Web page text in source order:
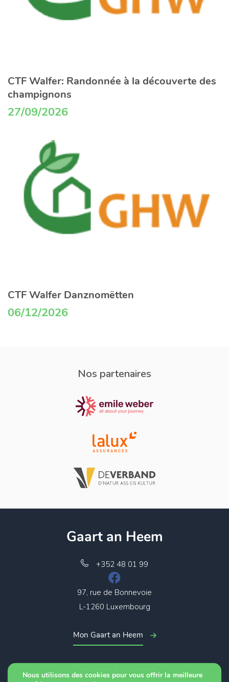
CTF Walfer: Randonnée à la découverte des
champignons
27/09/2026
CTF Walfer Danznomëtten
06/12/2026
Nos partenaires
Gaart an Heem
+352 48 01 99
97, rue de Bonnevoie
L-1260 Luxembourg
Mon Gaart an Heem
Nous utilisons des cookies pour vous offrir la meilleure